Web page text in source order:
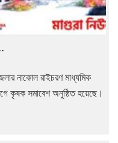
নাকোল রাইচরণ মাধ্যমিক
কৃষক সমাবেশ অনুষ্ঠিত হয়েছে।